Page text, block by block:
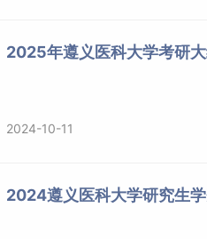
2025年遵义医科大学考研大
2024-10-11
2024遵义医科大学研究生